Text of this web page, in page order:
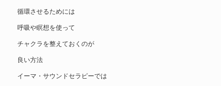
循環させるためには
呼吸や瞑想を使って
チャクラを整えておくのが
良い方法
イーマ・サウンドセラピーでは